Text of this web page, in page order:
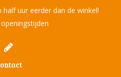
uur eerder dan de winkel!